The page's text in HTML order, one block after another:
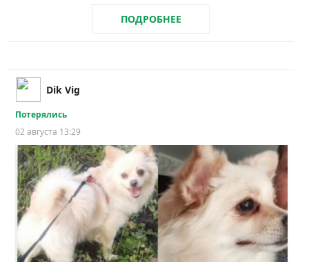
ПОДРОБНЕЕ
Dik Vig
Потерялись
02 августа 13:29